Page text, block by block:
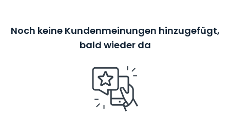
Noch keine Kundenmeinungen hinzugefügt,
bald wieder da